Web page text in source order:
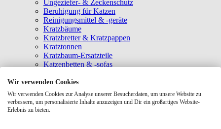
Ungeziefer- & Zeckenschutz
Beruhigung für Katzen
Reinigungsmittel & -geräte
Kratzbäume
Kratzbretter & Kratzpappen
Kratztonnen
Kratzbaum-Ersatzteile
Katzenbetten & -sofas
Katzenhäuser
Hängematten & Fensterliegeplätze
Katzendecken & -matten
Baldrian- & Catnipspielzeug
Wir verwenden Cookies
Wir verwenden Cookies zur Analyse unserer Besucherdaten, um unsere Website zu
verbessern, um personalisierte Inhalte anzuzeigen und Dir ein großartiges Website-
Erlebnis zu bieten.